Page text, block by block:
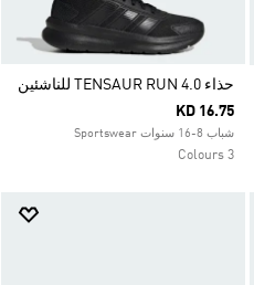
حذاء TENSAUR RUN 4.0 للناشئين
KD 16.75
شباب 8-16 سنوات Sportswear
3 Colours